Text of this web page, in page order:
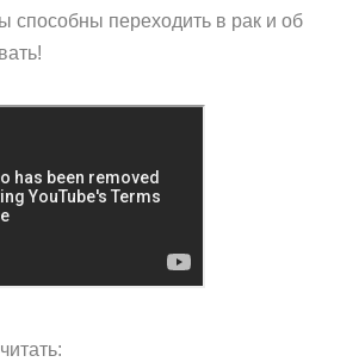
способны переходить в рак и об